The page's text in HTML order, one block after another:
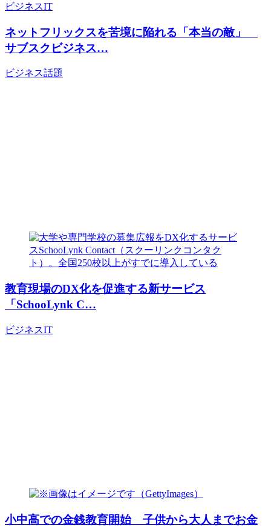
ビジネスIT
ネットフリックスを苦境に陥れる「本当の敵」
サブスクビジネス…
ビジネス話題
教育現場のDX化を促進する新サービス
「SchooLynk C…
ビジネスIT
小中高での金銭教育開始 子供から大人までお金